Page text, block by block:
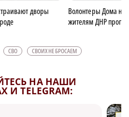
дворы
Волонтеры Дома
жителям ДНР
СВО СВОИХ НЕ БРОСАЕМ
НА НАШИ
И TELEGRAM: